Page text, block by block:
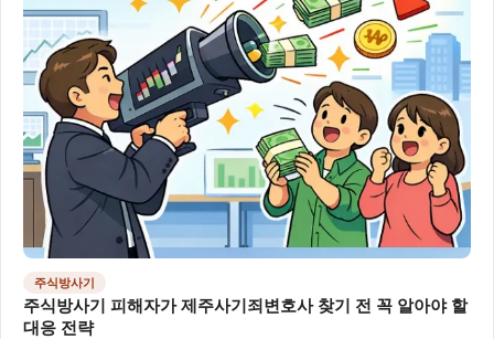
주식방사기
주식방사기 피해자가 제주사기죄변호사 찾기 전 꼭 알아야 할
대응 전략